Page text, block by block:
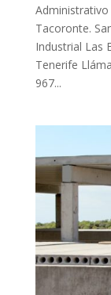
Tacoronte.
Industrial Las
Tenerife
967...